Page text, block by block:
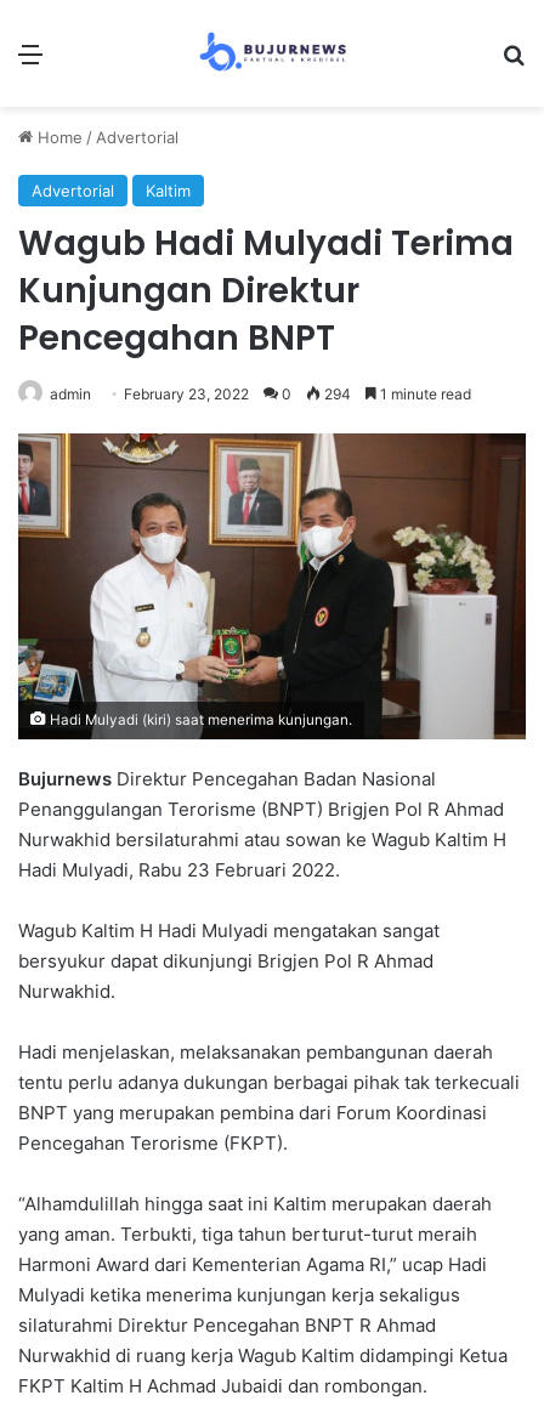
Menu
Home / Advertorial
Advertorial Kaltim
Wagub Hadi Mulyadi Terima
Kunjungan Direktur
Pencegahan BNPT
admin February 23, 2022 0 294 1 minute read
Hadi Mulyadi (kiri) saat menerima kunjungan.
Bujurnews Direktur Pencegahan Badan Nasional
Penanggulangan Terorisme (BNPT) Brigjen Pol R Ahmad
Nurwakhid bersilaturahmi atau sowan ke Wagub Kaltim H
Hadi Mulyadi, Rabu 23 Februari 2022.
Wagub Kaltim H Hadi Mulyadi mengatakan sangat
bersyukur dapat dikunjungi Brigjen Pol R Ahmad
Nurwakhid.
Hadi menjelaskan, melaksanakan pembangunan daerah
tentu perlu adanya dukungan berbagai pihak tak terkecuali
BNPT yang merupakan pembina dari Forum Koordinasi
Pencegahan Terorisme (FKPT).
“Alhamdulillah hingga saat ini Kaltim merupakan daerah
yang aman. Terbukti, tiga tahun berturut-turut meraih
Harmoni Award dari Kementerian Agama RI,” ucap Hadi
Mulyadi ketika menerima kunjungan kerja sekaligus
silaturahmi Direktur Pencegahan BNPT R Ahmad
Nurwakhid di ruang kerja Wagub Kaltim didampingi Ketua
FKPT Kaltim H Achmad Jubaidi dan rombongan.